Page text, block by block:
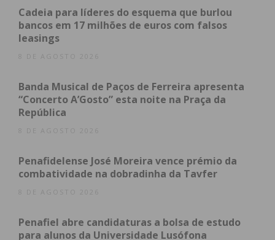
comunidades”.
No comunicado, o PS apelou à mobilização dos
cidadãos para “exigir representatividade e decisões
da população”.
Por outro lado, o Partido Social Democrata de
incluindo PS, PCP, PSD e Chega, aprovou as
técnica dos processos apresentados”.
Cadeia para líderes do esquema que burlou
bancos em 17 milhões de euros com falsos
leasings
8 DE AGOSTO 2026
Banda Musical de Paços de Ferreira apresenta
“Concerto A’Gosto” esta noite na Praça da
República
8 DE AGOSTO 2026
Penafidelense José Moreira vence prémio da
combatividade na dobradinha da Tavfer
8 DE AGOSTO 2026
Penafiel abre candidaturas a bolsa de estudo
para alunos da Universidade Lusófona